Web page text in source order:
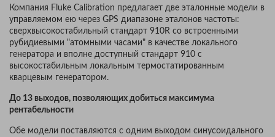
Компания Fluke Calibration предлагает две эталонные модели в
управляемом ею через GPS диапазоне эталонов частоты:
сверхвысокостабильный стандарт 910R со встроенными
рубидиевыми "атомными часами" в качестве локального
генератора и вполне доступный стандарт 910 с
высокостабильным локальным термостатированным
кварцевым генератором.
До 13 выходов, позволяющих добиться максимума
рентабельности
Обе модели поставляются с одним выходом синусоидального